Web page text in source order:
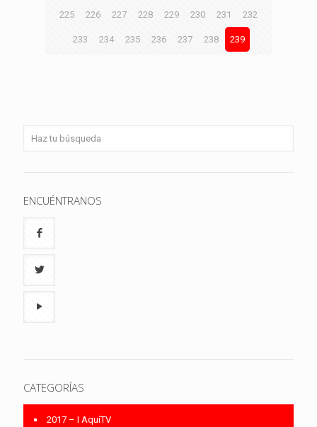
225 226 227 228 229 230 231 232
233 234 235 236 237 238 239
ENCUÉNTRANOS
CATEGORÍAS
2017 – I AquíTV